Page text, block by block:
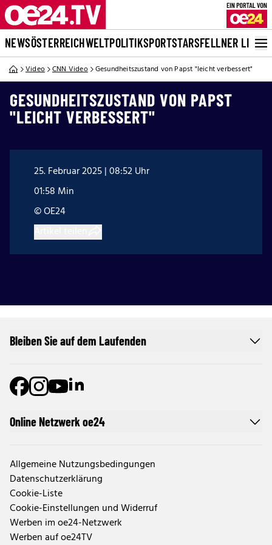
NEWSÖSTERREICHWELTPOLITIKSPORTSTARSFELLNER LIVE
Video CNN Video Gesundheitszustand von Papst "leicht verbessert"
GESUNDHEITSZUSTAND VON PAPST
"LEICHT VERBESSERT"
25. Februar 2025 | 08:52 Uhr
01:58 Min
© OE24
Online Netzwerk oe24
Allgemeine Nutzungsbedingungen
Datenschutzerklärung
Cookie-Liste
Cookie-Einstellungen und Widerruf
Werben im oe24-Netzwerk
Werben auf oe24TV
Bleiben Sie auf dem Laufenden